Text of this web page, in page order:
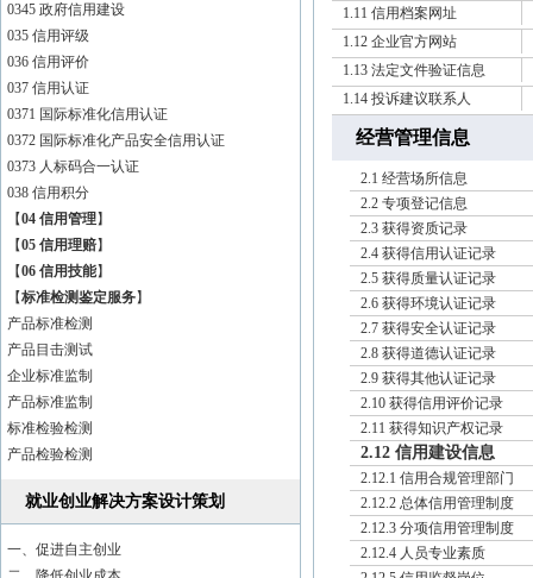
0345 政府信用建设
035 信用评级
036 信用评价
037 信用认证
0371 国际标准化信用认证
0372 国际标准化产品安全信用认证
0373 人标码合一认证
038 信用积分
【04 信用管理】
【05 信用理赔】
【06 信用技能】
【标准检测鉴定服务】
产品标准检测
产品目击测试
企业标准监制
产品标准监制
标准检验检测
产品检验检测
就业创业解决方案设计策划
一、促进自主创业
1.11 信用档案网址
1.12 企业官方网站
1.13 法定文件验证信息
1.14 投诉建议联系人
经营管理信息
2.1 经营场所信息
2.2 专项登记信息
2.3 获得资质记录
2.4 获得信用认证记录
2.5 获得质量认证记录
2.6 获得环境认证记录
2.7 获得安全认证记录
2.8 获得道德认证记录
2.9 获得其他认证记录
2.10 获得信用评价记录
2.11 获得知识产权记录
2.12 信用建设信息
2.12.1 信用合规管理部门
2.12.2 总体信用管理制度
2.12.3 分项信用管理制度
2.12.4 人员专业素质